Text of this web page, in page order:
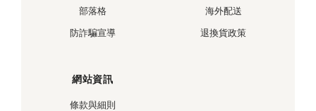
部落格
防詐騙宣導
海外配送
退換貨政策
網站資訊
條款與細則